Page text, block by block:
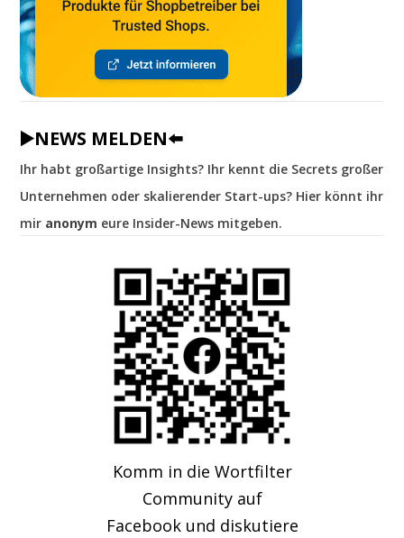
▶️NEWS MELDEN⬅️
Ihr habt großartige Insights? Ihr kennt die Secrets großer
Unternehmen oder skalierender Start-ups? Hier könnt ihr
mir anonym eure Insider-News mitgeben.
Komm in die Wortfilter
Community auf
Facebook und diskutiere